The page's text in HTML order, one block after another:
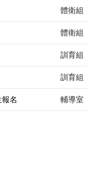
體衛組
體衛組
訓育組
訓育組
名
輔導室